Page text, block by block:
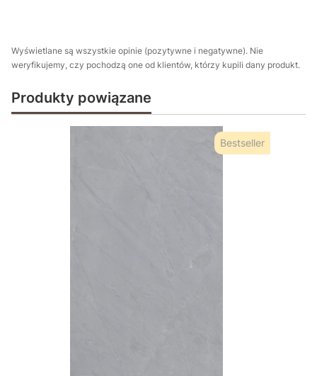
Wyświetlane są wszystkie opinie (pozytywne i negatywne). Nie
weryfikujemy, czy pochodzą one od klientów, którzy kupili dany produkt.
Produkty powiązane
Bestseller